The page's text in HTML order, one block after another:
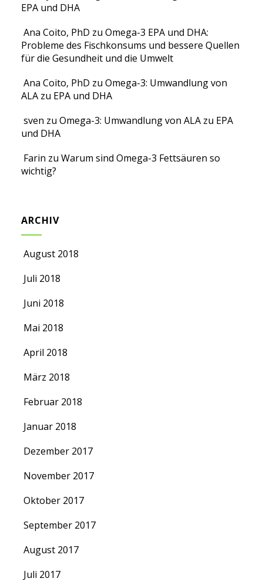
EPA und DHA
Ana Coito, PhD zuOmega-3 EPA und DHA:
Probleme des Fischkonsums und bessere Quellen
für die Gesundheit und die Umwelt
Ana Coito, PhD zuOmega-3: Umwandlung von
ALA zu EPA und DHA
sven zuOmega-3: Umwandlung von ALA zu EPA
und DHA
Farin zuWarum sind Omega-3 Fettsäuren so
wichtig?
ARCHIV
August 2018
Juli 2018
Juni 2018
Mai 2018
April 2018
März 2018
Februar 2018
Januar 2018
Dezember 2017
November 2017
Oktober 2017
September 2017
August 2017
Juli 2017